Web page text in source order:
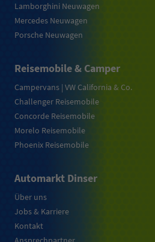
Lamborghini Neuwagen
Mercedes Neuwagen
Porsche Neuwagen
Reisemobile & Camper
Campervans | VW California & Co.
Challenger Reisemobile
Concorde Reisemobile
Morelo Reisemobile
Phoenix Reisemobile
Automarkt Dinser
Über uns
Jobs & Karriere
Kontakt